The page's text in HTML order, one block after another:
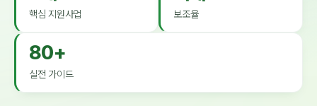
핵심 지원사업 보조율
80+
실전 가이드